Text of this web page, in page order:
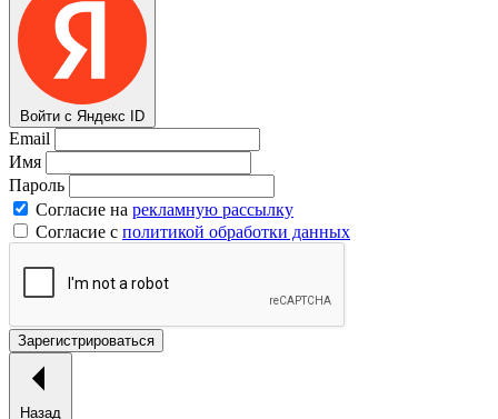
Войти с Яндекс ID
Email
Имя
Пароль
Согласие на рекламную рассылку
Согласие с политикой обработки данных
Зарегистрироваться
Назад